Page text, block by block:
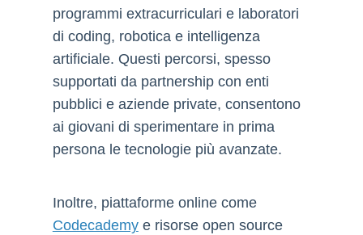
programmi extracurriculari e laboratori
di coding, robotica e intelligenza
artificiale. Questi percorsi, spesso
supportati da partnership con enti
pubblici e aziende private, consentono
ai giovani di sperimentare in prima
persona le tecnologie più avanzate.
Inoltre, piattaforme online come
Codecademye risorse open source